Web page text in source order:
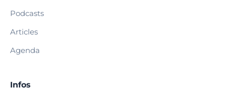
Podcasts
Articles
Agenda
Infos